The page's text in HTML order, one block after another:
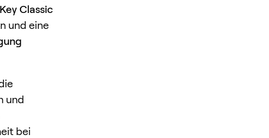
Classic
und eine
und
bei